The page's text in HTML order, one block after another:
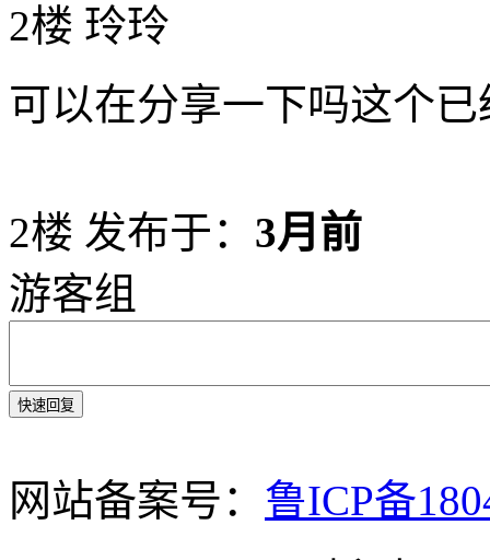
2楼 玲玲
可以在分享一下吗这个
2楼 发布于： 3月前
游客组
快速回复
网站备案号： 鲁ICP备